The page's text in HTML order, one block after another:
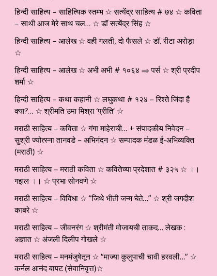
हिन्दी साहित्य – साहित्यिक स्तम्भ ☆ सत्येंद्र साहित्य # ७४ ☆ कविता
– साथी आज मेरे साथ चल… ☆ डॉ सत्येंद्र सिंह ☆
हिन्दी साहित्य – आलेख ☆ वही गलती, दो फैसले ☆ डॉ. रीटा अरोड़ा
☆
हिन्दी साहित्य – आलेख ☆ अभी अभी # १०६४ ⇒ पर्स ☆ श्री प्रदीप
शर्मा ☆
हिन्दी साहित्य – कथा कहानी ☆ लघुकथा # १२४ – रिश्ते जिंदा है
क्या?… ☆ श्रीमति उमा मिश्रा ‘प्रीति’ ☆
मराठी साहित्य – कविता ☆ गंगा माहेराची… + संपादकीय निवेदन –
सुश्री ज्योत्स्ना तानवडे – अभिनंदन ☆ सम्पादक मंडळ ई-अभिव्यक्ति
(मराठी) ☆
मराठी साहित्य – मराठी कविता ☆ कवितेच्या प्रदेशात # ३२५ ☆ ।।
गझल ।। ☆ प्रभा सोनवणे ☆
मराठी साहित्य – विविधा ☆ “जिथे भीती जन्म घेते…” ☆ श्री जगदीश
काबरे ☆
मराठी साहित्य – जीवनरंग ☆ श्रीमंती मोजायची ताकद… लेखक :
अज्ञात ☆ अंजली दिलीप गोखले ☆
मराठी साहित्य – मनमंजुषेतून ☆ “माज्या कुलुपाची चावी हरवली…” ☆
कर्नल आनंद बापट (सेवानिवृत्त)☆